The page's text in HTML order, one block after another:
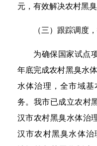
元，有效解决农村黑
（三）跟踪调度
为确保国家试点
年底完成农村黑臭水
水体治理，全市域
务。我市已成立农村
汉市农村黑臭水体治
汉市农村黑臭水体